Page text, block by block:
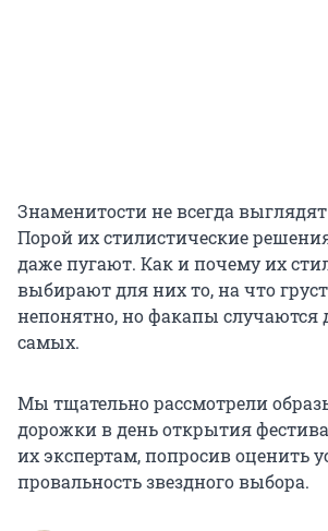
Знаменитости не всегда
Порой их стилистические
даже пугают. Как и почему их
выбирают для них то, на что
непонятно, но факапы случаются
самых.
Мы тщательно рассмотрели
дорожки в день открытия
их экспертам, попросив оценить
провальность звездного выбора.